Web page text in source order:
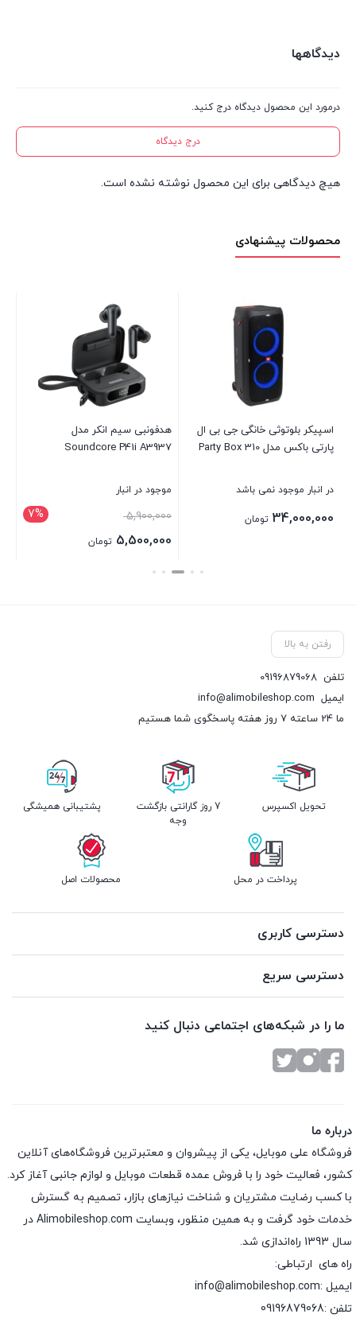
دیدگاهها
درمورد این محصول دیدگاه درج کنید.
درج دیدگاه
هیچ دیدگاهی برای این محصول نوشته نشده است.
محصولات پیشنهادی
اسپیکر بلوتوثی خانگی جی بی ال
پارتی باکس مدل Party Box 310
در انبار موجود نمی باشد
34,000,000 تومان
هدفونبی سیم انکر مدل
Soundcore P41i A3937
موجود در انبار
7% 5,900,000
5,500,000 تومان
بستن
رفتن به بالا
تلفن 09196879068
ایمیل info@alimobileshop.com
ما 24 ساعته 7 روز هفته پاسخگوی شما هستیم
تحویل اکسپرس
7 روز گارانتی بازگشت
وجه
پشتیبانی همیشگی
پرداخت در محل محصولات اصل
دسترسی کاربری
دسترسی سریع
ما را در شبکه‌های اجتماعی دنبال کنید
درباره ما
فروشگاه علی موبایل، یکی از پیشروان و معتبرترین فروشگاه‌های آنلاین
کشور، فعالیت خود را با فروش عمده قطعات موبایل و لوازم جانبی آغاز کرد.
با کسب رضایت مشتریان و شناخت نیازهای بازار، تصمیم به گسترش
خدمات خود گرفت و به همین منظور، وبسایت Alimobileshop.com در
سال 1393 راه‌اندازی شد.
راه های ارتباطی:
ایمیل :info@alimobileshop.com
تلفن :09196879068